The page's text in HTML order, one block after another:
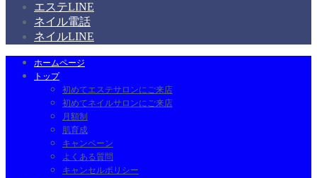
エステLINE
ネイル電話
ネイルLINE
ホームページ
トップ
初めてエステサロンにご来店
初めてネイルサロンにご来店
月額制
肌育成
キャンペーン
よくある質問
キャンセルポリシー